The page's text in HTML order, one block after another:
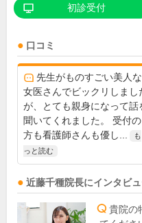
初診受付
口コミ
先生がものすごい美人な
女医さんでビックリしまし
が、とても親身になって話
聞いてくれました。 受付の
方も看護師さんも優し...
も
っと読む
近藤千種院長にインタビ
貴院の